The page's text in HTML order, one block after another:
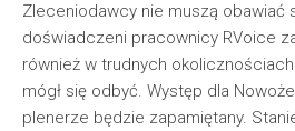
Zleceniodawcy nie muszą obawiać
doświadczeni pracownicy RVoice
również w trudnych
mógł się odbyć. Występ dla
plenerze będzie zapamiętany.